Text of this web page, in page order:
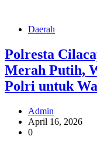
Daerah
Polresta
Merah Putih,
Polri untuk
Admin
April 16, 2026
0